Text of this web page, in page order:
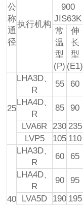
公
称
通
径
执行机构
900
JIS63K
常
温
型
(P)
伸
长
型
(E1)
25
LHA3D、
R
55 60
LHA4D、
R
85 90
LVA6R
230 235
LVP5
105 110
40
LHA3D、
R
60 65
LHA4D、
R
90 95
LVA5D
190 195